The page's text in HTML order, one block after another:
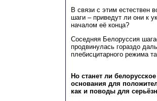
В связи с этим естествен
шаги – приведут ли они к
началом её конца?
Соседняя Белоруссия
продвинулась гораздо
плебисцитарного режима
Но станет ли
основания для
как и поводы для